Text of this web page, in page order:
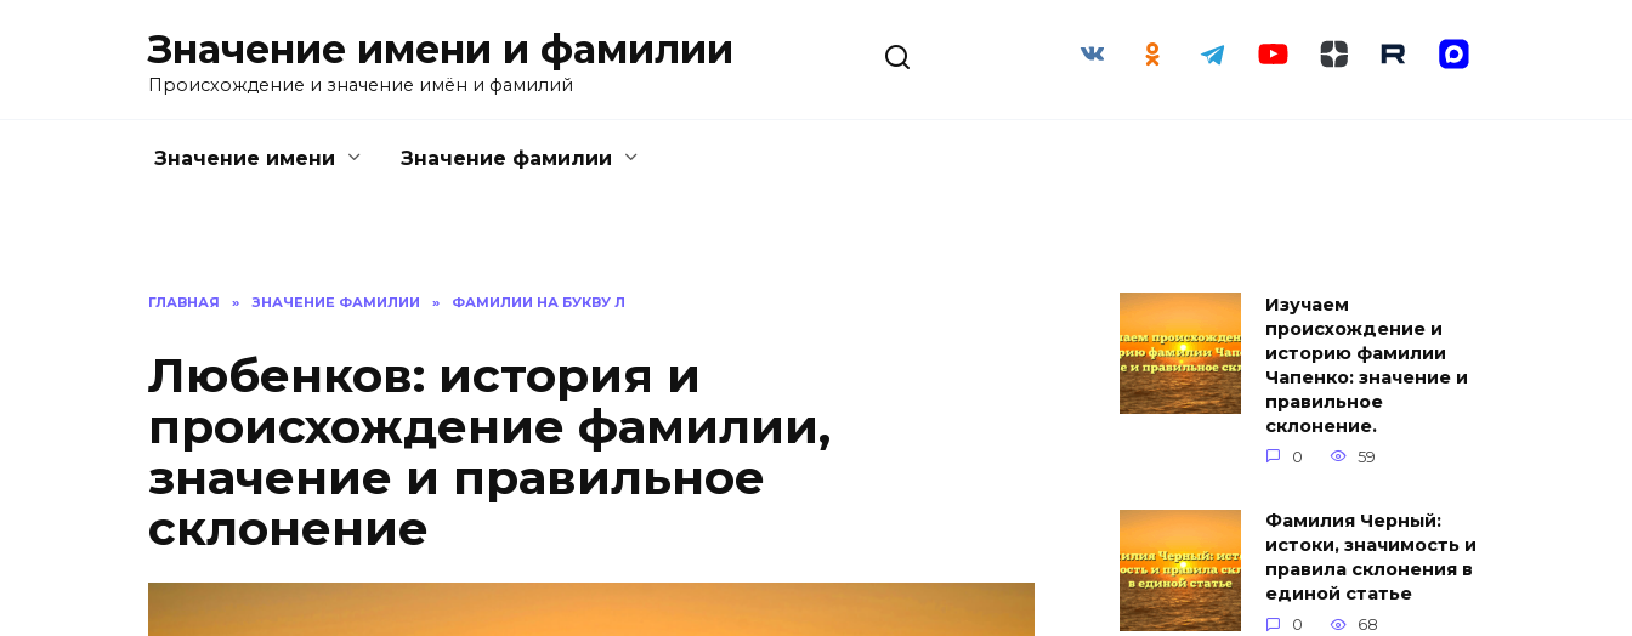
Значение имени и фамилии
Происхождение и значение имён и фамилий
Значение имени Значение фамилии
ГЛАВНАЯ » ЗНАЧЕНИЕ ФАМИЛИИ » ФАМИЛИИ НА БУКВУ Л
Любенков: история и
происхождение фамилии,
значение и правильное
склонение
Изучаем
происхождение и
историю фамилии
Чапенко: значение и
правильное
склонение.
0 59
Фамилия Черный:
истоки, значимость и
правила склонения в
единой статье
0 68